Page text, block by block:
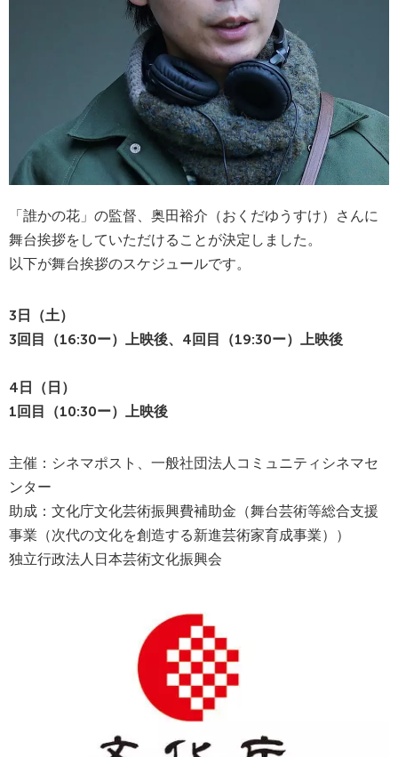
「誰かの花」の監督、奥田裕介（おくだゆうすけ）さんに
舞台挨拶をしていただけることが決定しました。
以下が舞台挨拶のスケジュールです。
3日（土）
3回目（16:30ー）上映後、4回目（19:30ー）上映後
4日（日）
1回目（10:30ー）上映後
主催：シネマポスト、一般社団法人コミュニティシネマセ
ンター
助成：文化庁文化芸術振興費補助金（舞台芸術等総合支援
事業（次代の文化を創造する新進芸術家育成事業））
独立行政法人日本芸術文化振興会